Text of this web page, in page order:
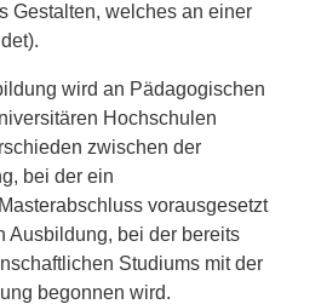
Gestalten, welches an einer
wird an Pädagogischen
Hochschulen
zwischen der
bei der ein
vorausgesetzt
Ausbildung, bei der bereits
Studiums mit der
begonnen wird.